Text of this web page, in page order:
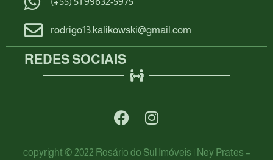
rodrigo13.kalikowski@gmail.com
REDES SOCIAIS
copyright © 2022 Rosário do Sul Imóveis | Ney Prates –